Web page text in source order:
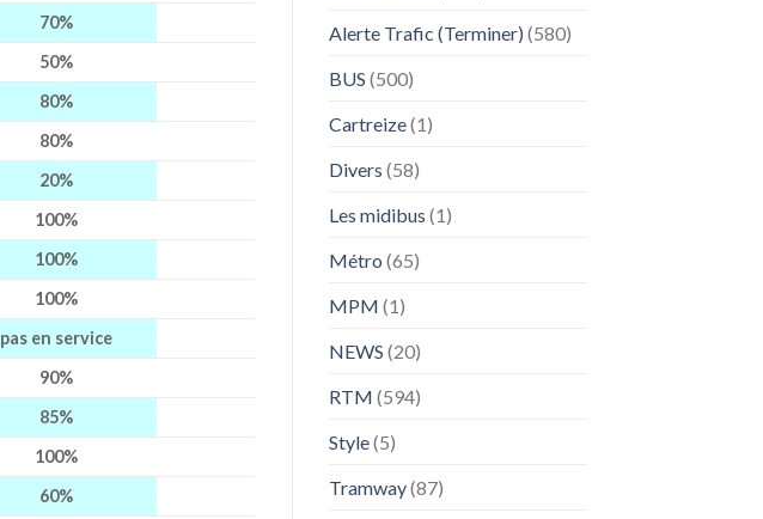
70%
50%
80%
80%
20%
100%
100%
100%
pas en service
90%
85%
100%
60%
Alerte Trafic (Terminer) (580)
BUS (500)
Cartreize(1)
Divers (58)
Les midibus (1)
Métro (65)
MPM (1)
NEWS (20)
RTM (594)
Style(5)
Tramway(87)